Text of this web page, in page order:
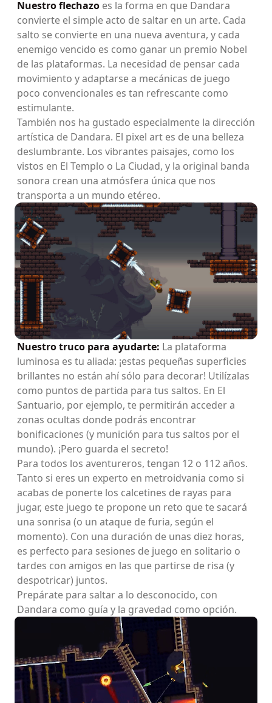
Nuestro flechazo es la forma en que Dandara
convierte el simple acto de saltar en un arte. Cada
salto se convierte en una nueva aventura, y cada
enemigo vencido es como ganar un premio Nobel
de las plataformas. La necesidad de pensar cada
movimiento y adaptarse a mecánicas de juego
poco convencionales es tan refrescante como
estimulante.
También nos ha gustado especialmente la dirección
artística de Dandara. El pixel art es de una belleza
deslumbrante. Los vibrantes paisajes, como los
vistos en El Templo o La Ciudad, y la original banda
sonora crean una atmósfera única que nos
transporta a un mundo etéreo.
Nuestro truco para ayudarte: La plataforma
luminosa es tu aliada: ¡estas pequeñas superficies
brillantes no están ahí sólo para decorar! Utilízalas
como puntos de partida para tus saltos. En El
Santuario, por ejemplo, te permitirán acceder a
zonas ocultas donde podrás encontrar
bonificaciones (y munición para tus saltos por el
mundo). ¡Pero guarda el secreto!
Para todos los aventureros, tengan 12 o 112 años.
Tanto si eres un experto en metroidvania como si
acabas de ponerte los calcetines de rayas para
jugar, este juego te propone un reto que te sacará
una sonrisa (o un ataque de furia, según el
momento). Con una duración de unas diez horas,
es perfecto para sesiones de juego en solitario o
tardes con amigos en las que partirse de risa (y
despotricar) juntos.
Prepárate para saltar a lo desconocido, con
Dandara como guía y la gravedad como opción.